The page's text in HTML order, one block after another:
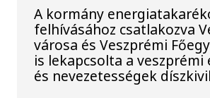
A kormány
felhívásához csatlakozva
városa és Veszprémi
is lekapcsolta a veszprémi
és nevezetességek